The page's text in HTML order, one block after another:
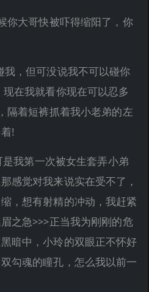
你大哥快被吓得缩阳了，你
我，但可没说我不可以碰你
在我就看你现在可以忍多
隔着短裤抓着我小老弟的左
!
是我第一次被女生套弄小弟
感觉对我来说实在受不了，
，想有射精的冲动，我赶紧
之急>>>正当我为刚刚的危
暗中，小玲的双眼正不怀好
勾魂的瞳孔，怎么我以前一